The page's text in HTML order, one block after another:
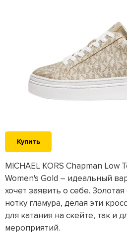
Купить
MICHAEL KORS Chapman Low
Women's Gold – идеальный
хочет заявить о себе.
нотку гламура, делая эти
для катания на скейте, так и
мероприятий.